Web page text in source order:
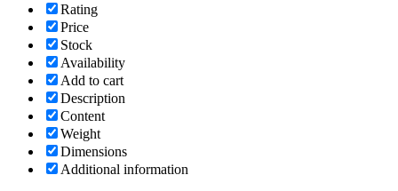
Rating
Price
Stock
Availability
Add to cart
Description
Content
Weight
Dimensions
Additional information